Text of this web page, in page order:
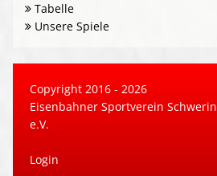
Tabelle
Unsere Spiele
Copyright 2016 - 2026
Eisenbahner Sportverein Schwerin
e.V.
Login